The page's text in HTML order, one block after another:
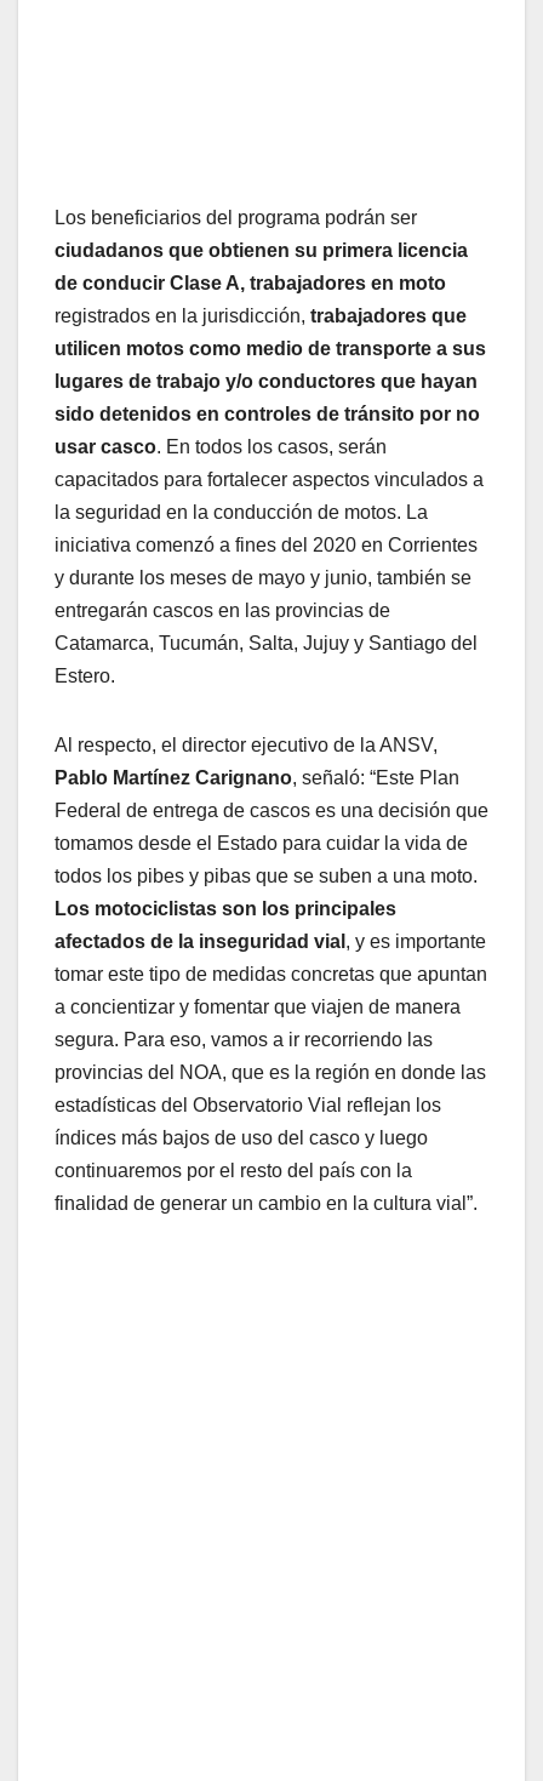
Los beneficiarios del programa podrán ser
ciudadanos que obtienen su primera licencia
de conducir Clase A, trabajadores en moto
registrados en la jurisdicción, trabajadores que
utilicen motos como medio de transporte a sus
lugares de trabajo y/o conductores que hayan
sido detenidos en controles de tránsito por no
usar casco. En todos los casos, serán
capacitados para fortalecer aspectos vinculados a
la seguridad en la conducción de motos. La
iniciativa comenzó a fines del 2020 en Corrientes
y durante los meses de mayo y junio, también se
entregarán cascos en las provincias de
Catamarca, Tucumán, Salta, Jujuy y Santiago del
Estero.
Al respecto, el director ejecutivo de la ANSV,
Pablo Martínez Carignano, señaló: “Este Plan
Federal de entrega de cascos es una decisión que
tomamos desde el Estado para cuidar la vida de
todos los pibes y pibas que se suben a una moto.
Los motociclistas son los principales
afectados de la inseguridad vial , y es importante
tomar este tipo de medidas concretas que apuntan
a concientizar y fomentar que viajen de manera
segura. Para eso, vamos a ir recorriendo las
provincias del NOA, que es la región en donde las
estadísticas del Observatorio Vial reflejan los
índices más bajos de uso del casco y luego
continuaremos por el resto del país con la
finalidad de generar un cambio en la cultura vial”.